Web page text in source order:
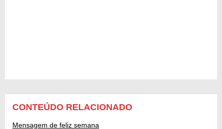
CONTEÚDO RELACIONADO
Mensagem de feliz semana